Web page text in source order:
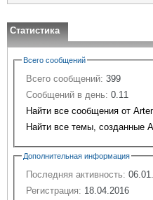
Статистика
Всего сообщений
Всего сообщений: 399
Сообщений в день: 0.11
Найти все сообщения от
Найти все темы, созданные
Дополнительная информация
Последняя активность:
Регистрация: 18.04.2016